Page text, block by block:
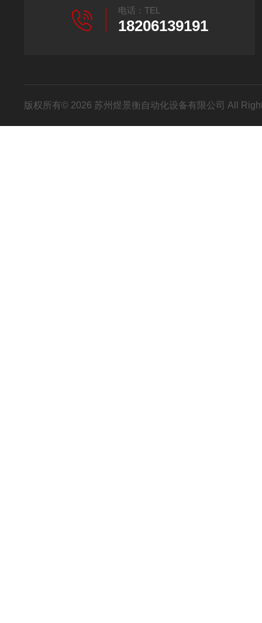
电话：TEL
18206139191
版权所有© 2026 苏州煜景衡自动化设备有限公司 All